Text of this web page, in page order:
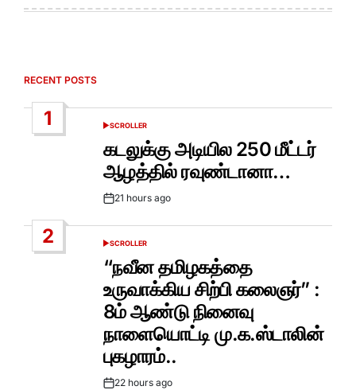
RECENT POSTS
1
POSTED
SCROLLER
கடலுக்கு அடியில 250 மீட்டர்
ஆழத்தில் ரவுண்டானா…
Post21 hours ago
2
POSTED
IN
SCROLLER
“நவீன தமிழகத்தை
உருவாக்கிய சிற்பி கலைஞர்” :
8ம் ஆண்டு நினைவு
நாளையொட்டி மு.க.ஸ்டாலின்
புகழாரம்..
22 hours ago